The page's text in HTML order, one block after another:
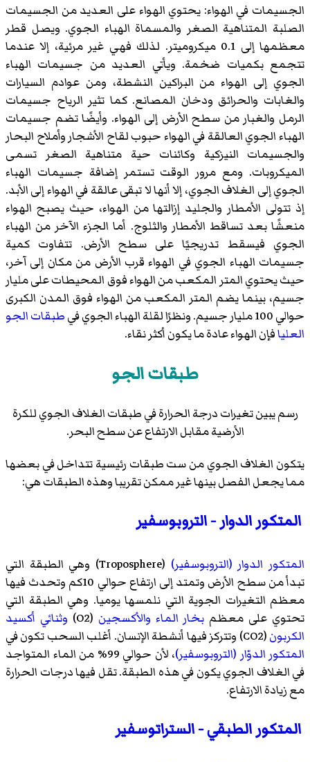
الجسيمات في الهواء: يحتوي الهواء على العديد من الجسيمات
الصلبة المتناهية الصغر والمسماة الهباء الجوي. ويصل قطر
معظمها إلى 0.1 ميكروميتر. لذلك فهي غير مرئية، إلا عندما
تتجمع بكميات ضخمة. ويأتي العديد من جسيمات الهباء
الجوي إلى الهواء من البراكين النشطة، ومن عوادم السيارات
والغابات والحرائق ودخان المصانع. كما تثير الرياح جسيمات
الرمل والغبار من سطح الأرض إلى الهواء. وأيضًا تضم جسيمات
الهباء الجوي العالقة في الهواء حبوب لقاح الأشجار وأملاح البحار
والجسيمات النيزكية وكائنات حية متناهية الصغر تسمى
الميكروبات. ومع مرور الوقت تستمر إضافة جسيمات الهباء
الجوي إلى الغلاف الجوي، إلا أنها لا تبقى عالقة في الهواء إلى الأبد.
إذ تتولى الأمطار والجليد إزالتها من الهواء، حيث يصبح الهواء
منعشًا بعد تساقط الأمطار والثلوج. أما الجزء الآخر من الهباء
الجوي فيسقط تدريجيًا على سطح الأرض. تتفاوت كمية
جسيمات الهباء الجوي في الهواء قرب الأرض من مكان إلى آخر،
حيث يحتوي المتر المكعب من الهواء فوق المحيطات على مليار
جسيم، بينما يضم المتر المكعب من الهواء فوق المدن الكبرى
حوالي 100 مليار جسيم. ونظرًا لقلة الهباء الجوي في
طبقات الجو
العليافإن الهواء عادة ما يكون أكثر نقاء.
طبقات الجو
رسم يبين تغيرات درجة الحرارة في طبقات الغلاف الجوي للكرة
الأرضية مقابل الارتفاع عن سطح البحر.
يتكون الغلاف الجوي من ست طبقات رئيسية تتداخل في بعضها
مما يجعل الفصل بينها غير ممكن تقريبا وهذه الطبقات هي:
المتكور الدوار - التروبوسفير
المتكور الدوار (التروبوسفير) (
Troposphere)‏ وهي الطبقة التي
تبدأ من سطح الأرض وتمتد إلى ارتفاع حوالي 10كم وتحدث فيها
معظم التغيرات الجوية التي نلمسها يوميا. وهي الطبقة التي
تحتوي على معظم بخار الماء والأكسجين (O2)
وثنائي أكسيد
الكربون(CO2) وتتركز فيها أنشطة الإنسان. أغلب السحب تكون في
المتكور الدوّار (التروبوسفير)
، لأن حوالي 99% من الماء المتواجد
في الغلاف الجوي يكون في هذه الطبقة. تقل فيها درجات الحرارة
مع زيادة الارتفاع.
المتكور الطبقي - الستراتوسفير